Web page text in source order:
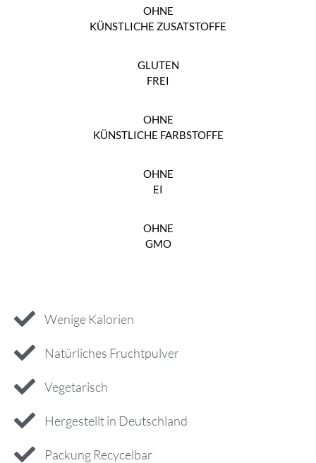
OHNE
KÜNSTLICHE ZUSATSTOFFE
GLUTEN
FREI
OHNE
KÜNSTLICHE FARBSTOFFE
OHNE
EI
OHNE
GMO
Wenige Kalorien
Natürliches Fruchtpulver
Vegetarisch
Hergestellt in Deutschland
Packung Recycelbar